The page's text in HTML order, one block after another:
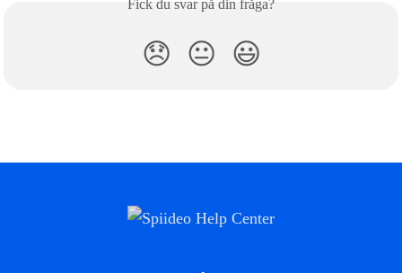
Fick du svar på din fråga?
😞 😐 😃